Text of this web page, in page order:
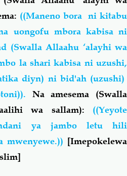
((Maneno bora ni kitabu
uongofu mbora kabisa ni
(Swalla Allaahu ‘alayhi wa
la shari kabisa ni uzushi,
diyn) ni bid'ah (uzushi)
Na amesema (Swalla
wa sallam): ((Yeyote
ya jambo letu hili
mwenyewe.)) [Imepokelewa